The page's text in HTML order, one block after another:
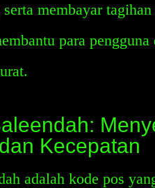
membayar
para
Kecepatan
adalah kode pos